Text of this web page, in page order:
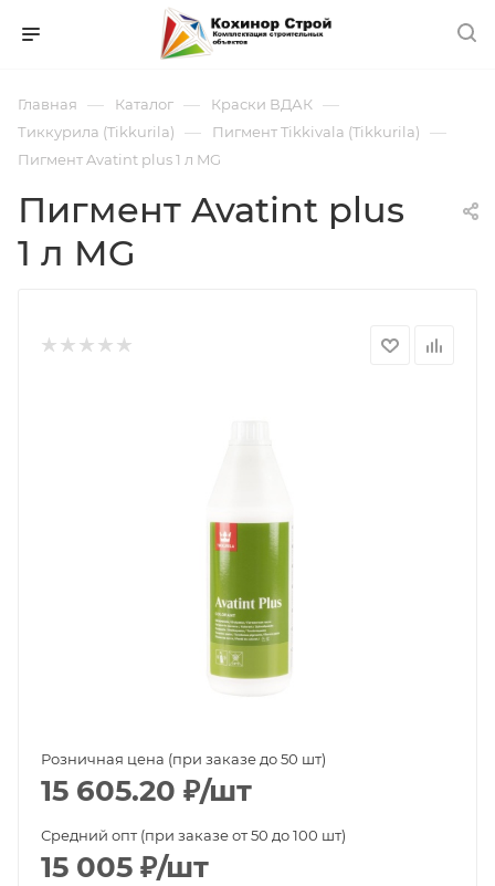
Главная — Каталог — Краски ВДАК —
Тиккурила (Tikkurila) — Пигмент Tikkivala (Tikkurila) —
Пигмент Avatint plus 1 л MG
Пигмент Avatint plus
1 л MG
Розничная цена (при заказе до 50 шт)
15 605.20 ₽/шт
Средний опт (при заказе от 50 до 100 шт)
15 005 ₽/шт